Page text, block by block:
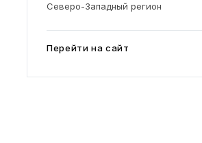
Северо-Западный регион
Перейти на сайт